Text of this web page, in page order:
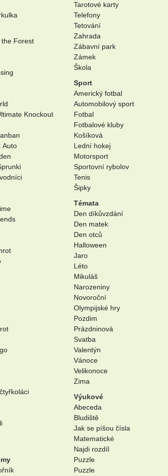
Forest
Knockout
Auto
Tarotové karty
Telefony
Tetování
Zahrada
Zábavní park
Zámek
Škola
Sport
Americký fotbal
Automobilový sport
Fotbal
Fotbalové kluby
Košíková
Lední hokej
Motorsport
Sportovní rybolov
Tenis
Šipky
Témata
Den díkůvzdání
Den matek
Den otců
Halloween
Jaro
Léto
Mikuláš
Narozeniny
Novoroční
Olympijské hry
Pozdim
Prázdninová
Svatba
Valentýn
Vánoce
Velikonoce
Zima
Výukové
Abeceda
Bludiště
Jak se píšou čísla
Matematické
Najdi rozdíl
Puzzle
Puzzle